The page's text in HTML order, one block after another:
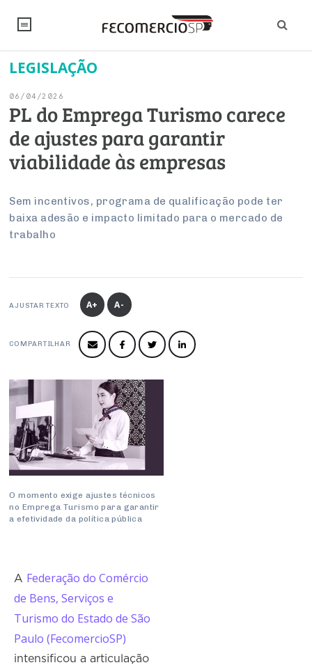
NOTÍCIAS
Editorial
Artigos
Institucional
PROJETOS ESPECIAIS:
UM BRASIL
Economia
Pesquisas
Brasil
Internacional
Inteligência Artificial
Trabalho
Empresas
Negócios
Varejo
PROJETOS ESPECIAIS:
ESG
PROJETOS ESPECIAIS:
Logística Reversa
Últimas Notícias
SINDICATOS
PESQUISAS
INSTITUCIONAL
Sobre
Negociações Coletivas
SESC
Cecomercio
Licitações
Prêmio de Sustentabilidade
Conselho de Turismo
Conselho de Emprego e Relações do Trabalho
Conselho de Assuntos Tributários
Conselho Estadual de Defesa do Contribuinte
Conselho de Economia Empresarial e Política
Conselho Superior de Direito
Conselho do Comércio Atacadista
Conselho de Serviços
Conselho de Sustentabilidade
EMPRESAS
Produtos e Serviços
LEGISLAÇÃO
06/04/2026
PL do Emprega Turismo carece
de ajustes para garantir
viabilidade às empresas
Sem incentivos, programa de qualificação pode ter
baixa adesão e impacto limitado para o mercado de
trabalho
AJUSTAR TEXTO A+ A-
COMPARTILHAR
O momento exige ajustes técnicos
no Emprega Turismo para garantir
a efetividade da política pública
A Federação do Comércio
de Bens, Serviços e
Turismo do Estado de São
Paulo (FecomercioSP)
intensificou a articulação